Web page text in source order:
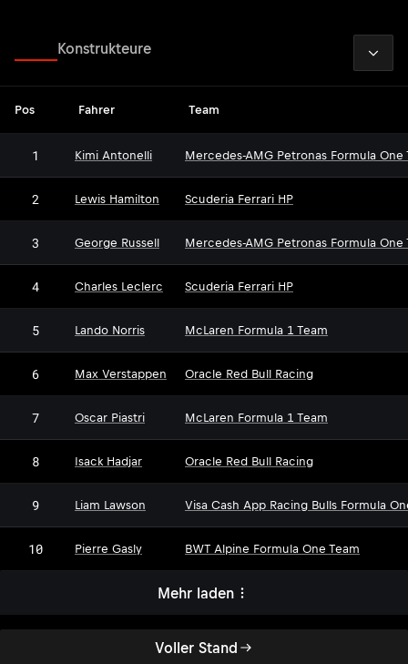
Voller Stand
Konstrukteure
Pos Fahrer Team
1 Kimi Antonelli Mercedes-AMG Petronas Formula One
2 Lewis Hamilton Scuderia Ferrari HP
3 George Russell Mercedes-AMG Petronas Formula One
4 Charles Leclerc Scuderia Ferrari HP
5 Lando Norris McLaren Formula 1 Team
6 Max Verstappen Oracle Red Bull Racing
7 Oscar Piastri McLaren Formula 1 Team
8 Isack Hadjar Oracle Red Bull Racing
9 Liam Lawson Visa Cash App Racing Bulls Formula
10 Pierre Gasly BWT Alpine Formula One Team
Mehr laden